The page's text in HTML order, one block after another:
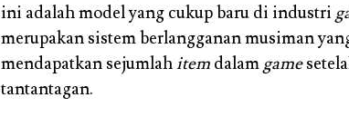
ini adalah model yang cukup baru di industri
merupakan sistem berlangganan musiman
mendapatkan sejumlah item dalam game
tantantagan.